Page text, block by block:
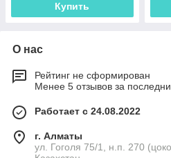
Купить
О нас
Рейтинг не сформирован
Менее 5 отзывов за
Работает с 24.08.2022
г. Алматы
ул. Гоголя 75/1, н.п. 270